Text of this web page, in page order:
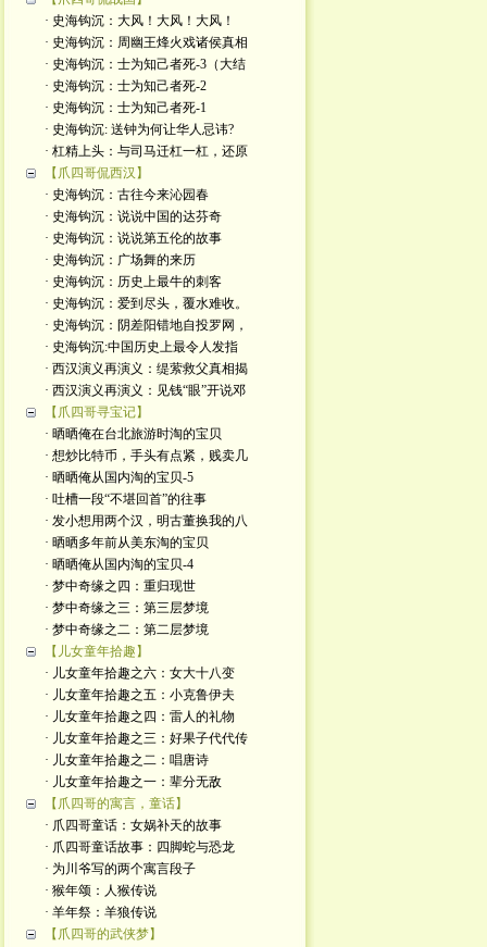
· 史海钩沉：大风！大风！大风！
· 史海钩沉：周幽王烽火戏诸侯真相
· 史海钩沉：士为知己者死-3（大结
· 史海钩沉：士为知己者死-2
· 史海钩沉：士为知己者死-1
· 史海钩沉: 送钟为何让华人忌讳?
· 杠精上头：与司马迁杠一杠，还原
【爪四哥侃西汉】
· 史海钩沉：古往今来沁园春
· 史海钩沉：说说中国的达芬奇
· 史海钩沉：说说第五伦的故事
· 史海钩沉：广场舞的来历
· 史海钩沉：历史上最牛的刺客
· 史海钩沉：爱到尽头，覆水难收。
· 史海钩沉：阴差阳错地自投罗网，
· 史海钩沉:中国历史上最令人发指
· 西汉演义再演义：缇萦救父真相揭
· 西汉演义再演义：见钱“眼”开说邓
【爪四哥寻宝记】
· 晒晒俺在台北旅游时淘的宝贝
· 想炒比特币，手头有点紧，贱卖几
· 晒晒俺从国内淘的宝贝-5
· 吐槽一段“不堪回首”的往事
· 发小想用两个汉，明古董换我的八
· 晒晒多年前从美东淘的宝贝
· 晒晒俺从国内淘的宝贝-4
· 梦中奇缘之四：重归现世
· 梦中奇缘之三：第三层梦境
· 梦中奇缘之二：第二层梦境
【儿女童年拾趣】
· 儿女童年拾趣之六：女大十八变
· 儿女童年拾趣之五：小克鲁伊夫
· 儿女童年拾趣之四：雷人的礼物
· 儿女童年拾趣之三：好果子代代传
· 儿女童年拾趣之二：唱唐诗
· 儿女童年拾趣之一：辈分无敌
【爪四哥的寓言，童话】
· 爪四哥童话：女娲补天的故事
· 爪四哥童话故事：四脚蛇与恐龙
· 为川爷写的两个寓言段子
· 猴年颂：人猴传说
· 羊年祭：羊狼传说
【爪四哥的武侠梦】